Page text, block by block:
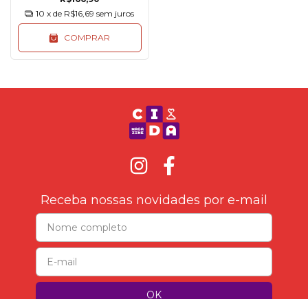
10 x de R$16,69 sem juros
COMPRAR
Receba nossas novidades por e-mail